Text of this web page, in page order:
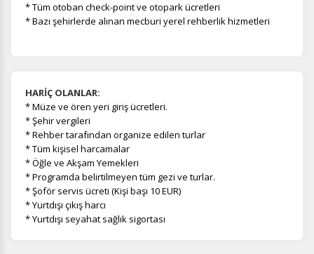
* Tüm otoban check-point ve otopark ücretleri
* Bazı şehirlerde alınan mecburi yerel rehberlik hizmetleri
HARİÇ OLANLAR:
*Müze ve ören yeri giriş ücretleri.
* Şehir vergileri
* Rehber tarafından organize edilen turlar
* Tüm kişisel harcamalar
* Öğle ve Akşam Yemekleri
* Programda belirtilmeyen tüm gezi ve turlar.
* Şoför servis ücreti (Kişi başı 10 EUR)
* Yurtdışı çıkış harcı
* Yurtdışı seyahat sağlık sigortası